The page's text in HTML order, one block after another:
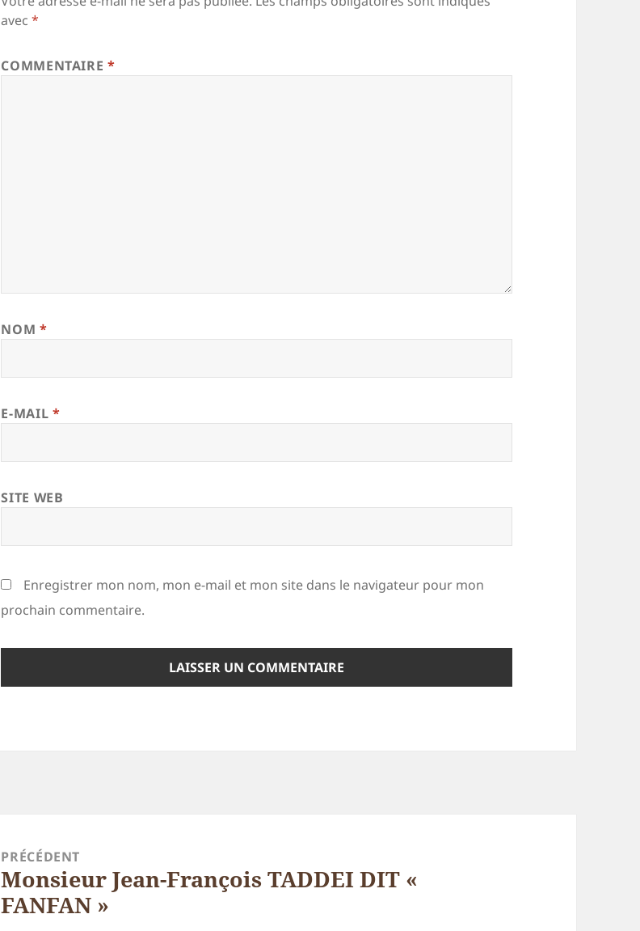
avec*
COMMENTAIRE*
NOM *
E-MAIL *
SITE WEB
Enregistrer mon nom, mon e-mail et mon site dans le navigateur pour mon
prochain commentaire.
PRÉCÉDENT
Article
précédent :
Monsieur Jean-François TADDEI DIT «
FANFAN »